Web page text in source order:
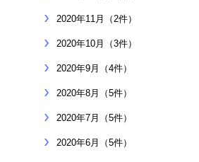
2020年11月（2件）
2020年10月（3件）
2020年9月（4件）
2020年8月（5件）
2020年7月（5件）
2020年6月（5件）